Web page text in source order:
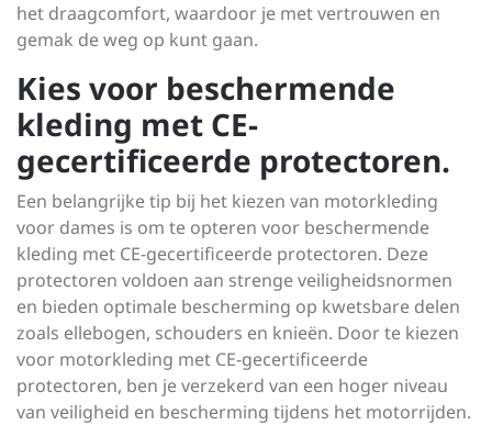
het draagcomfort, waardoor je met vertrouwen en
gemak de weg op kunt gaan.
Kies voor beschermende
kleding met CE-
gecertificeerde protectoren.
Een belangrijke tip bij het kiezen van motorkleding
voor dames is om te opteren voor beschermende
kleding met CE-gecertificeerde protectoren. Deze
protectoren voldoen aan strenge veiligheidsnormen
en bieden optimale bescherming op kwetsbare delen
zoals ellebogen, schouders en knieën. Door te kiezen
voor motorkleding met CE-gecertificeerde
protectoren, ben je verzekerd van een hoger niveau
van veiligheid en bescherming tijdens het motorrijden.